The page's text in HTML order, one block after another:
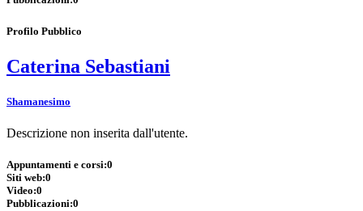
Profilo Pubblico
Caterina Sebastiani
Shamanesimo
Descrizione non inserita dall'utente.
Appuntamenti e corsi:0
Siti web:0
Video:0
Pubblicazioni:0